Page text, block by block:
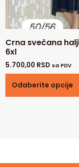
Crna svečana
6xl
5.700,00 RSD sa PDV
Odaberite opcije